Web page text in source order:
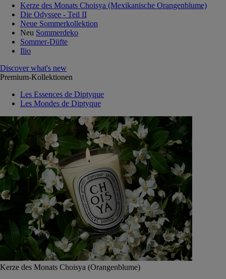
Kerze des Monats Choisya (Mexikanische Orangenblume)
Die Odyssee - Teil II
Neue Sommerkollektion
Neu Sommerdeko
Sommer-Düfte
Ilio
Discover what's new
Premium-Kollektionen
Les Essences de Diptyque
Les Mondes de Diptyque
Kerze des Monats Choisya (Orangenblume)